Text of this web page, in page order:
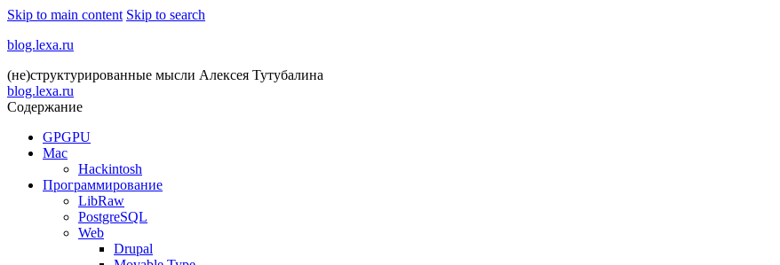
Skip to main content Skip to search
blog.lexa.ru
(не)структурированные мысли Алексея Тутубалина
blog.lexa.ru
Содержание
GPGPU
Mac
Hackintosh
Программирование
LibRaw
PostgreSQL
Web
Drupal